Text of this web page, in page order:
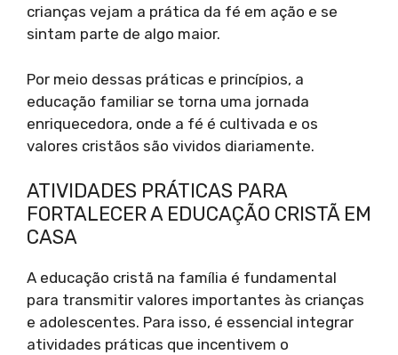
crianças vejam a prática da fé em ação e se
sintam parte de algo maior.
Por meio dessas práticas e princípios, a
educação familiar se torna uma jornada
enriquecedora, onde a fé é cultivada e os
valores cristãos são vividos diariamente.
ATIVIDADES PRÁTICAS PARA
FORTALECER A EDUCAÇÃO CRISTÃ EM
CASA
A educação cristã na família é fundamental
para transmitir valores importantes às crianças
e adolescentes. Para isso, é essencial integrar
atividades práticas que incentivem o